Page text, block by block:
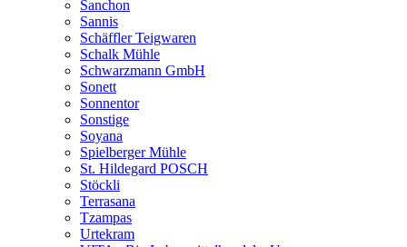
Sanchon
Sannis
Schäffler Teigwaren
Schalk Mühle
Schwarzmann GmbH
Sonett
Sonnentor
Sonstige
Soyana
Spielberger Mühle
St. Hildegard POSCH
Stöckli
Terrasana
Tzampas
Urtekram